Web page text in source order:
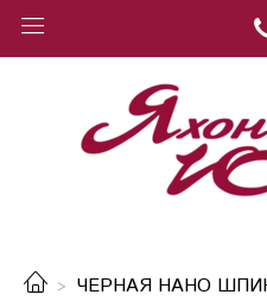
ЧЕРНАЯ НАНО